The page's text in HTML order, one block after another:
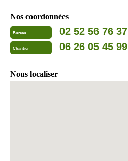
Nos coordonnées
Bureau 02 52 56 76 37
Chantier 06 26 05 45 99
Nous localiser